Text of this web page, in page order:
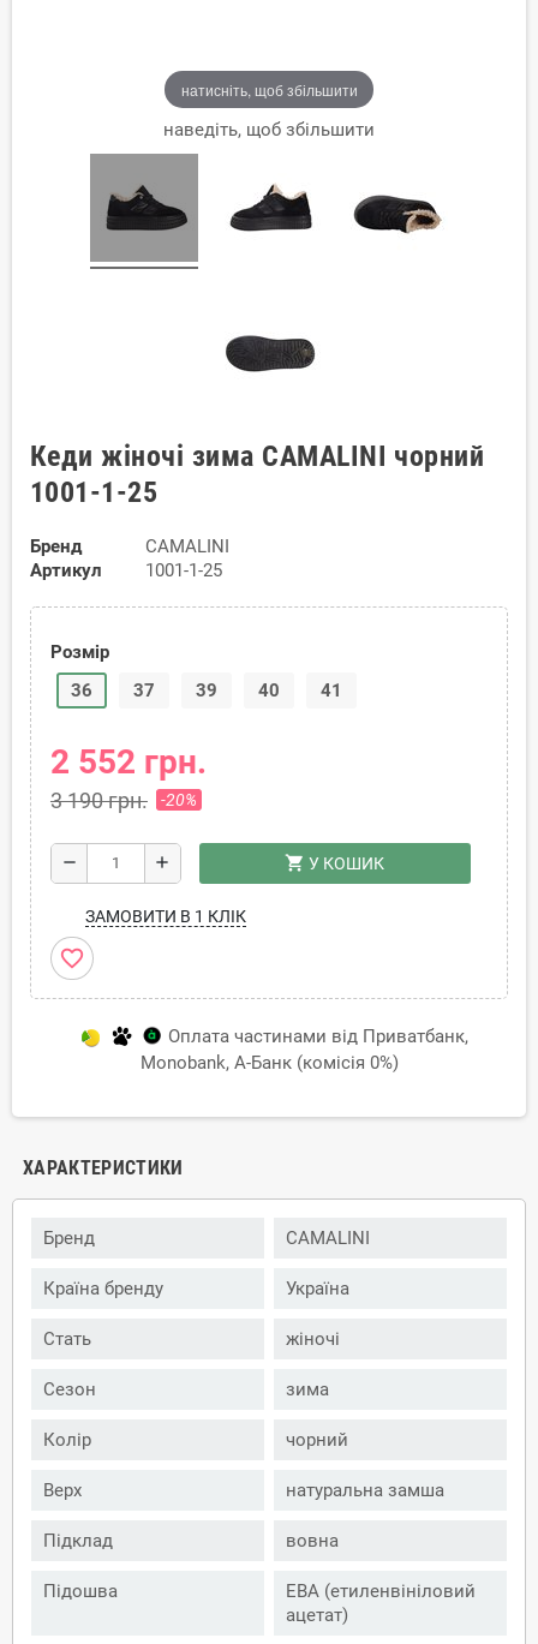
натисніть, щоб збільшити
наведіть, щоб збільшити
Кеди жіночі зима CAMALINI чорний
1001-1-25
Бренд
CAMALINI
Артикул
1001-1-25
Розмір
36
37 39 40 41
2 552 грн.
3 190 грн. -20%
remove add shopping_cart У КОШИК
ЗАМОВИТИ В 1 КЛІК
favorite_border
Оплата частинами від Приватбанк,
Monobank, А-Банк (комісія 0%)
ХАРАКТЕРИСТИКИ
Бренд CAMALINI
Країна бренду Україна
Стать жіночі
Сезон зима
Колір чорний
Верх натуральна замша
Підклад вовна
Підошва
ЕВА (етиленвініловий
ацетат)